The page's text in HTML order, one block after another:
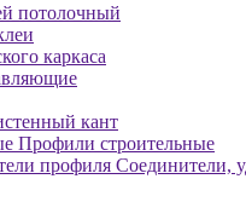
потолочный
каркаса
кант
Профили строительные
Соединители,